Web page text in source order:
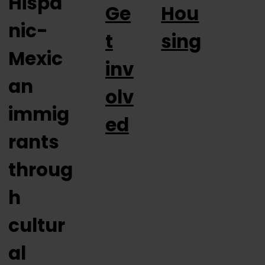
nic-
Mexic
an
immig
rants
throug
h
cultur
al
Ge
t
inv
olv
ed
Hou
sing